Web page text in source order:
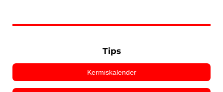
Tips
Kermiskalender